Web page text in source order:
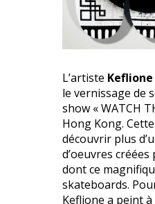
L’artiste Keflione
le vernissage de
show « WATCH
Hong Kong.
découvrir plus
d’oeuvres créées
dont ce
skateboards.
Keflione a peint à